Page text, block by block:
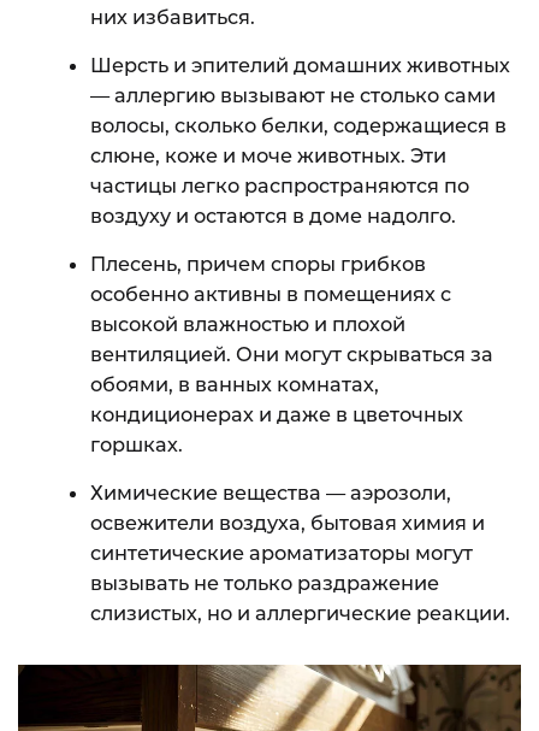
них избавиться.
Шерсть и эпителий домашних животных
— аллергию вызывают не столько сами
волосы, сколько белки, содержащиеся в
слюне, коже и моче животных. Эти
частицы легко распространяются по
воздуху и остаются в доме надолго.
Плесень, причем споры грибков
особенно активны в помещениях с
высокой влажностью и плохой
вентиляцией. Они могут скрываться за
обоями, в ванных комнатах,
кондиционерах и даже в цветочных
горшках.
Химические вещества — аэрозоли,
освежители воздуха, бытовая химия и
синтетические ароматизаторы могут
вызывать не только раздражение
слизистых, но и аллергические реакции.